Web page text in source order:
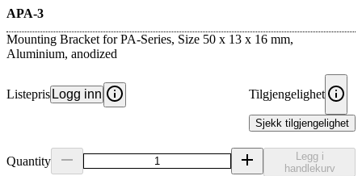
APA-3
Mounting Bracket for PA-Series, Size 50 x 13 x 16 mm,
Aluminium, anodized
Listepris Logg inn Tilgjengelighet
Sjekk tilgjengelighet
Quantity
Legg i
handlekurv